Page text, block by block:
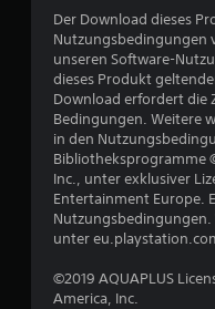
Der Download dieses
Nutzungsbedingungen
unseren Software-
dieses Produkt
Download erfordert die
Bedingungen. Weitere
in den
Bibliotheksprogramme
Inc., unter exklusiver
Entertainment Europe.
unter
©2019 AQUAPLUS
America, Inc.